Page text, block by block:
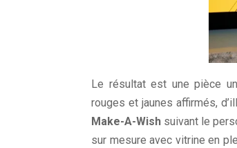
Le résultat est une pièce
rouges et jaunes affirmés,
Make-A-Wish suivant le
sur mesure avec vitrine en